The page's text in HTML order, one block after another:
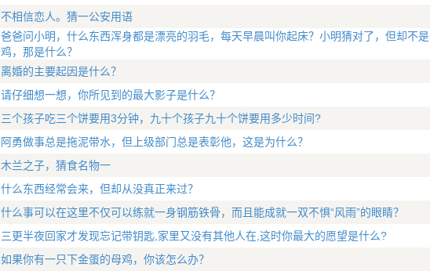
不相信恋人。猜一公安用语
爸爸问小明，什么东西浑身都是漂亮的羽毛，每天早晨叫你起床？小明猜对了，但却不是
鸡，那是什么？
离婚的主要起因是什么？
请仔细想一想，你所见到的最大影子是什么？
三个孩子吃三个饼要用3分钟，九十个孩子九十个饼要用多少时间?
阿勇做事总是拖泥带水，但上级部门总是表彰他，这是为什么？
木兰之子，猜食名物一
什么东西经常会来，但却从没真正来过？
什么事可以在这里不仅可以练就一身钢筋铁骨，而且能成就一双不惧“风雨”的眼睛？
三更半夜回家才发现忘记带钥匙,家里又没有其他人在,这时你最大的愿望是什么?
如果你有一只下金蛋的母鸡，你该怎么办？